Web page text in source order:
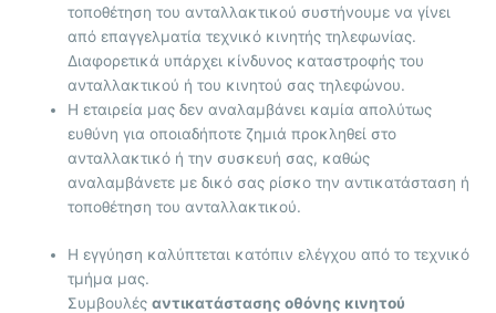
τοποθέτηση του ανταλλακτικού συστήνουμε να γίνει
από επαγγελματία τεχνικό κινητής τηλεφωνίας.
Διαφορετικά υπάρχει κίνδυνος καταστροφής του
ανταλλακτικού ή του κινητού σας τηλεφώνου.
Η εταιρεία μας δεν αναλαμβάνει καμία απολύτως
ευθύνη για οποιαδήποτε ζημιά προκληθεί στο
ανταλλακτικό ή την συσκευή σας, καθώς
αναλαμβάνετε με δικό σας ρίσκο την αντικατάσταση ή
τοποθέτηση του ανταλλακτικού.
Η εγγύηση καλύπτεται κατόπιν ελέγχου από το τεχνικό
τμήμα μας.
Συμβουλέςαντικατάστασης οθόνης κινητού